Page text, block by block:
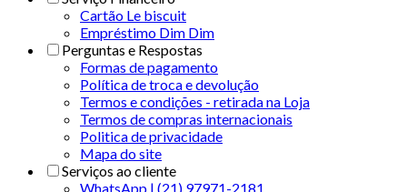
Cartão Le biscuit
Empréstimo Dim Dim
Perguntas e Respostas
Formas de pagamento
Política de troca e devolução
Termos e condições - retirada na Loja
Termos de compras internacionais
Politica de privacidade
Mapa do site
Serviços ao cliente
WhatsApp | (21) 97971-2181